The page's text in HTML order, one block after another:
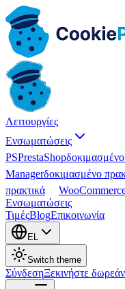
Λειτουργίες
Ενσωματώσεις
PSPrestaShop
Managerδοκιμασμένο
πρακτικά
Ενσωματώσεις
ΤιμέςBlogΕπικοινωνία
EL
Switch theme
ΣύνδεσηΞεκινήστε δωρεάν